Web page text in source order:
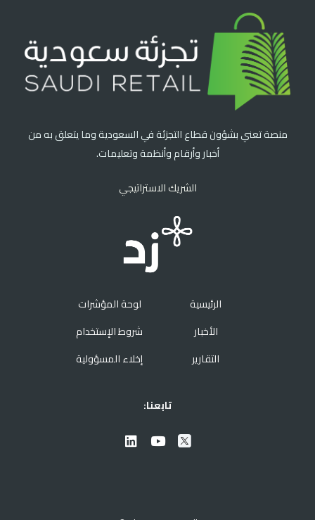
منصة تعني بشؤون قطاع التجزئة في السعودية وما يتعلق به من
أخبار وأرقام وأنظمة وتعليمات.
الشريك الاستراتيجي
الرئيسية
الأخبار
التقارير
لوحة المؤشرات
شروط الإستخدام
إخلاء المسؤولية
تابعنا: